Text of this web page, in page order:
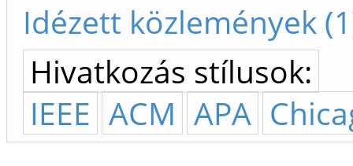
Idézett közlemények
Hivatkozás stílusok:
IEEE ACM APA